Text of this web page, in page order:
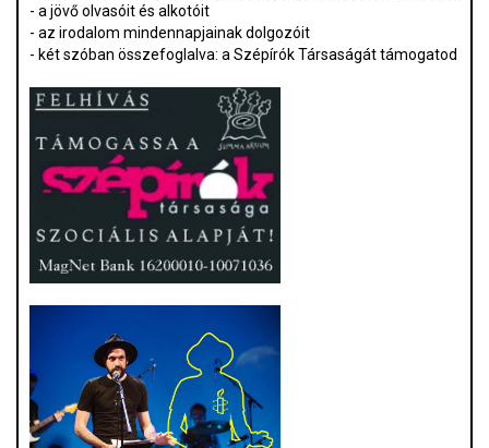
- a jövő olvasóit és alkotóit
- az irodalom mindennapjainak dolgozóit
- két szóban összefoglalva: a Szépírók Társaságát támogatod